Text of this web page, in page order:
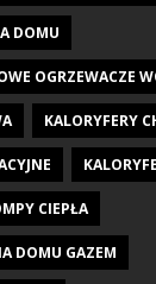
DOMU
OGRZEWACZE
KALORYFERY
CIEPŁA
DOMU GAZEM